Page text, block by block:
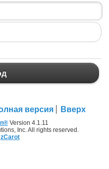
версия Вверх
Version 4.1.11
Inc. All rights reserved.
zCarot